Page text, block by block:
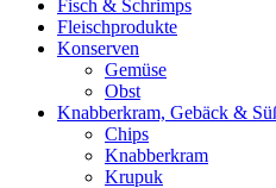
Fisch & Schrimps
Fleischprodukte
Konserven
Gemüse
Obst
Knabberkram, Gebäck &
Chips
Knabberkram
Krupuk